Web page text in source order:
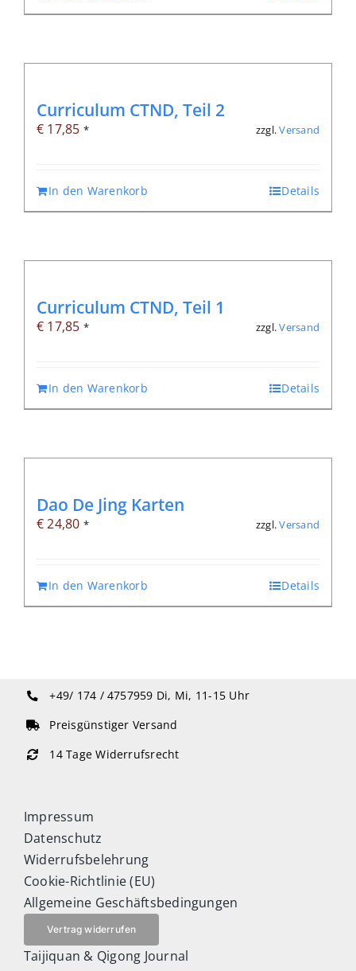
Curriculum CTND, Teil 2
€ 17,85 * zzgl.Versand
In den Warenkorb Details
Curriculum CTND, Teil 1
€ 17,85 * zzgl.Versand
In den Warenkorb Details
Dao De Jing Karten
€24,80 * zzgl.Versand
In den Warenkorb Details
+49/ 174 / 4757959 Di, Mi, 11-15 Uhr
Preisgünstiger Versand
14 Tage Widerrufsrecht
Impressum
Datenschutz
Widerrufsbelehrung
Cookie-Richtlinie (EU)
Allgemeine Geschäftsbedingungen
Vertrag widerrufen
Taijiquan & Qigong Journal